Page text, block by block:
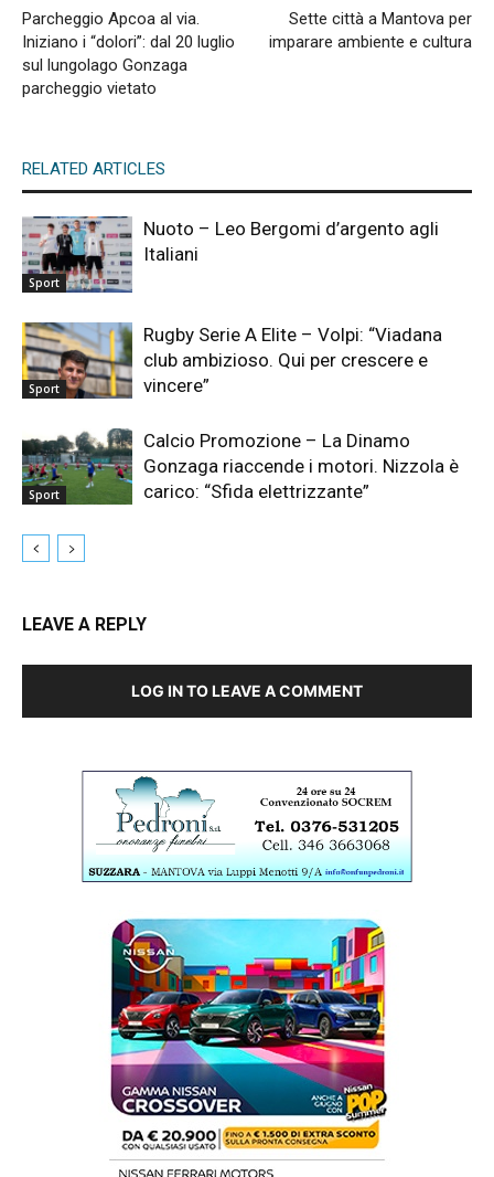
Parcheggio Apcoa al via.
Iniziano i “dolori”: dal 20 luglio
sul lungolago Gonzaga
parcheggio vietato
Sette città a Mantova per
imparare ambiente e cultura
RELATED ARTICLES
Sport
Nuoto – Leo Bergomi d’argento agli
Italiani
Sport
Rugby Serie A Elite – Volpi: “Viadana
club ambizioso. Qui per crescere e
vincere”
Sport
Calcio Promozione – La Dinamo
Gonzaga riaccende i motori. Nizzola è
carico: “Sfida elettrizzante”
LEAVE A REPLY
LOG IN TO LEAVE A COMMENT